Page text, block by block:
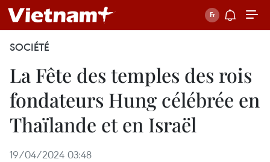
SOCIÉTÉ
La Fête des temples des rois
fondateurs Hung célébrée en
Thaïlande et en Israël
19/04/2024 03:48